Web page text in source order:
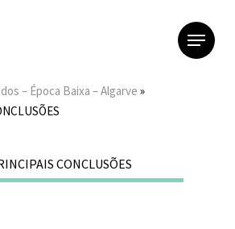
Menu
– Época Baixa – Algarve »
CONCLUSÕES